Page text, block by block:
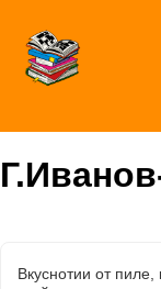
Вкуснотии от пиле,